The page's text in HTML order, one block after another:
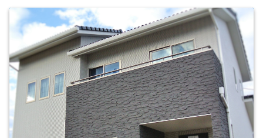
家族構成
延床面積
91.09㎡（27.55坪）
商品名
ＣＸシリーズ
竣工年月
2020年
工法・構造
プレミアム・ハイブリッド工法